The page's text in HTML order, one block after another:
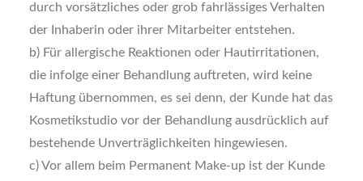
durch vorsätzliches oder grob fahrlässiges Verhalten
der Inhaberin oder ihrer Mitarbeiter entstehen.
b) Für allergische Reaktionen oder Hautirritationen,
die infolge einer Behandlung auftreten, wird keine
Haftung übernommen, es sei denn, der Kunde hat das
Kosmetikstudio vor der Behandlung ausdrücklich auf
bestehende Unverträglichkeiten hingewiesen.
c) Vor allem beim Permanent Make-up ist der Kunde